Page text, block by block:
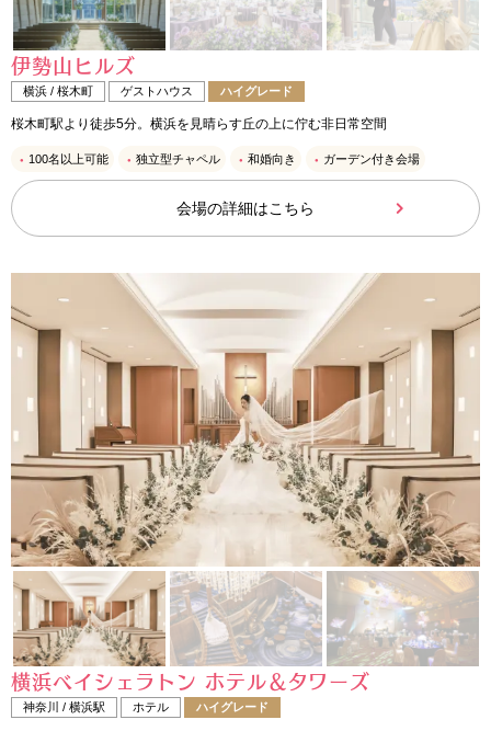
伊勢山ヒルズ
横浜 / 桜木町 ゲストハウス ハイグレード
桜木町駅より徒歩5分。横浜を見晴らす丘の上に佇む非日常空間
100名以上可能 独立型チャペル 和婚向き ガーデン付き会場
会場の詳細はこちら
横浜ベイシェラトン ホテル＆タワーズ
神奈川 / 横浜駅 ホテル ハイグレード